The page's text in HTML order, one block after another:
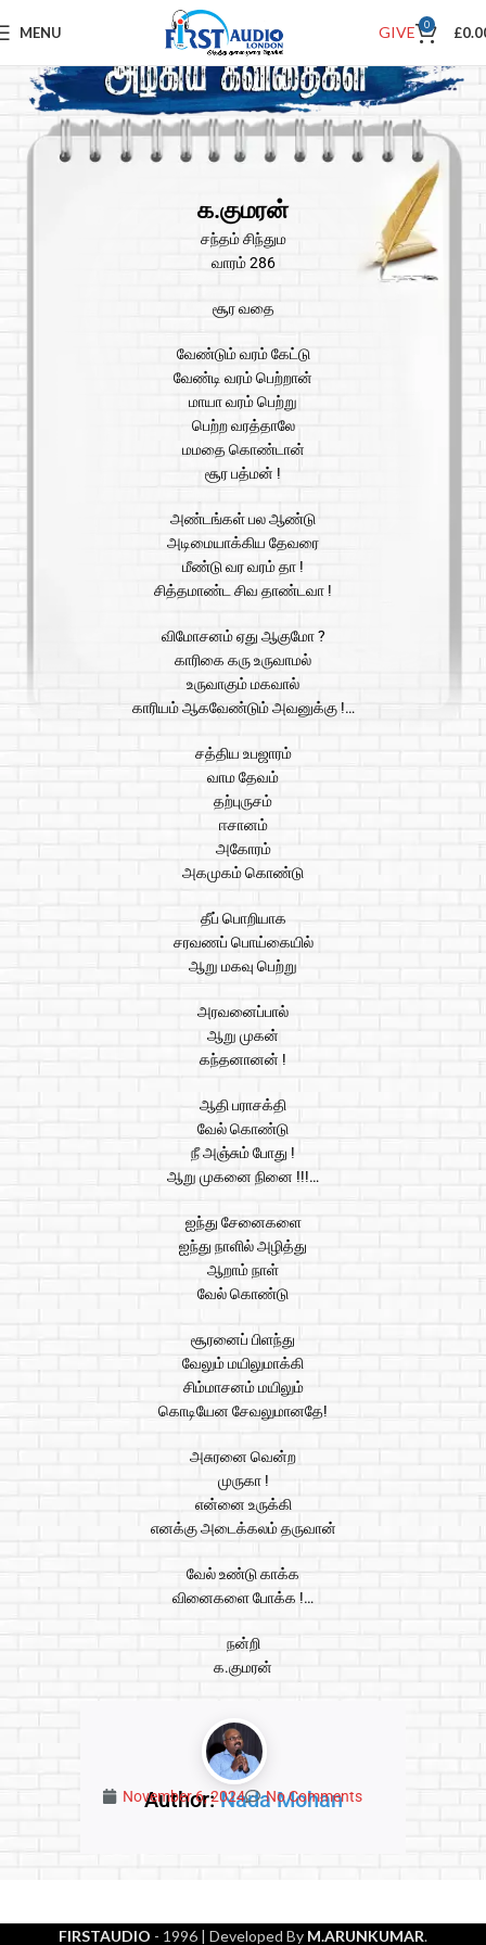
MENU GIVE 0 £
க.குமரன்
சந்தம் சிந்தும
வாரம் 286
சூர வதை
வேண்டும் வரம் கேட்டு
வேண்டி வரம் பெற்றான்
மாயா வரம் பெற்று
பெற்ற வரத்தாலே
மமதை கொண்டான்
சூர பத்மன் !
அண்டங்கள் பல ஆண்டு
அடிமையாக்கிய தேவரை
மீண்டு வர வரம் தா !
சித்தமாண்ட சிவ தாண்டவா !
விமோசனம் ஏது ஆகுமோ ?
காரிகை கரு உருவாமல்
உருவாகும் மகவால்
காரியம் ஆகவேண்டும் அவனுக்கு !…
சத்திய உபஜாரம்
வாம தேவம்
தற்புருசம்
ஈசானம்
அகோரம்
அகமுகம் கொண்டு
தீப் பொறியாக
சரவணப் பொய்கையில்
ஆறு மகவு பெற்று
அரவனைப்பால்
ஆறு முகன்
கந்தனானன் !
ஆதி பராசக்தி
வேல் கொண்டு
நீ அஞ்சும் போது !
ஆறு முகனை நினை !!!…
ஐந்து சேனைகளை
ஐந்து நாளில் அழித்து
ஆறாம் நாள்
வேல் கொண்டு
சூரனைப் பிளந்து
வேலும் மயிலுமாக்கி
சிம்மாசனம் மயிலும்
கொடியேன சேவலுமானதே!
அசுரனை வென்ற
முருகா !
என்னை உருக்கி
எனக்கு அடைக்கலம் தருவான்
வேல் உண்டு காக்க
வினைகளை போக்க !…
நன்றி
க.குமரன்
Author:Nada Mohan
November 6, 2024 No Comments
FIRSTAUDIO - 1996 | Developed By M.ARUNKUMAR.